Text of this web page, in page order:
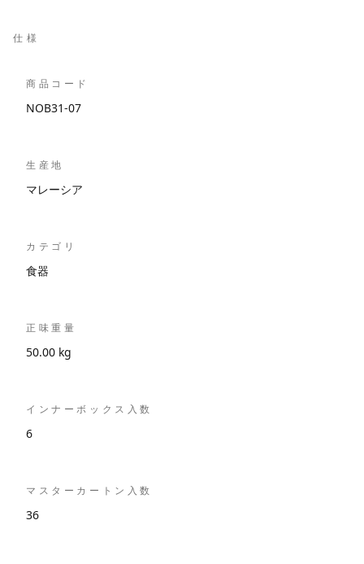
仕様
商品コード
NOB31-07
生産地
マレーシア
カテゴリ
食器
正味重量
50.00 kg
インナーボックス入数
6
マスターカートン入数
36